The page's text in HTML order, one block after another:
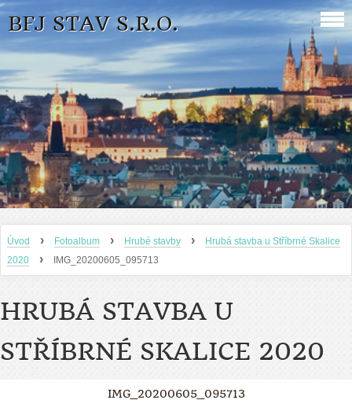
BFJ STAV S.R.O.
Úvod › Fotoalbum › Hrubé stavby ›
Hrubá stavba u Stříbrné Skalice
2020
› IMG_20200605_095713
HRUBÁ STAVBA U
STŘÍBRNÉ SKALICE 2020
IMG_20200605_095713